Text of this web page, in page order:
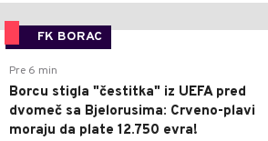
FK BORAC
Pre 6 min
Borcu stigla "čestitka" iz UEFA pred
dvomeč sa Bjelorusima: Crveno-plavi
moraju da plate 12.750 evra!